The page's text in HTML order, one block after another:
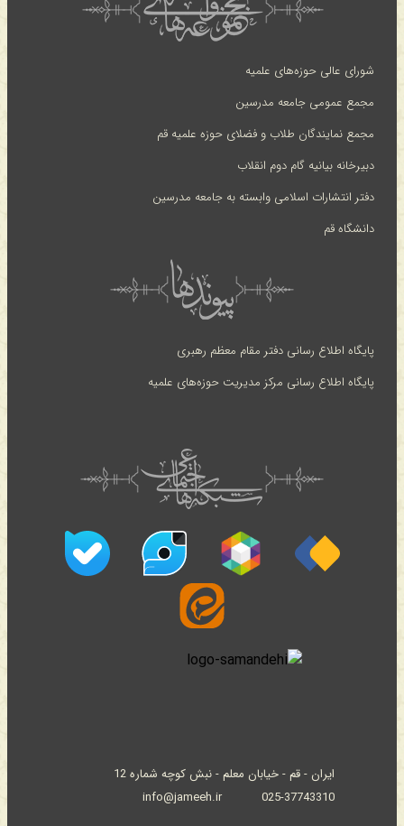
شورای عالی حوزه‌های علمیه
مجمع عمومی جامعه مدرسین
مجمع نمایندگان طلاب و فضلای حوزه علمیه قم
دبیرخانه بیانیه گام دوم انقلاب
دفتر انتشارات اسلامی وابسته به جامعه مدرسین
دانشگاه قم
پایگاه اطلاع رسانی دفتر مقام معظم رهبری
پایگاه اطلاع رسانی مرکز مدیریت حوزه‌های علمیه
ایران - قم - خیابان معلم - نبش کوچه شماره 12
025-37743310
info@jameeh.ir